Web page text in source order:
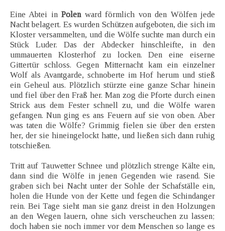
Eine Abtei inPolenward förmlich von den Wölfen jede
Nacht belagert. Es wurden Schützen aufgeboten, die sich im
Kloster versammelten, und die Wölfe suchte man durch ein
Stück Luder. Das der Abdecker hinschleifte, in den
ummauerten Klosterhof zu locken. Den eine eiserne
Gittertür schloss. Gegen Mitternacht kam ein einzelner
Wolf als Avantgarde, schnoberte im Hof herum und stieß
ein Geheul aus. Plötzlich stürzte eine ganze Schar hinein
und fiel über den Fraß her. Man zog die Pforte durch einen
Strick aus dem Fester schnell zu, und die Wölfe waren
gefangen. Nun ging es ans Feuern auf sie von oben. Aber
was taten die Wölfe? Grimmig fielen sie über den ersten
her, der sie hineingelockt hatte, und ließen sich dann ruhig
totschießen.
Tritt auf Tauwetter Schnee und plötzlich strenge Kälte ein,
dann sind die Wölfe in jenen Gegenden wie rasend. Sie
graben sich bei Nacht unter der Sohle der Schafställe ein,
holen die Hunde von der Kette und fegen die Schindanger
rein. Bei Tage sieht man sie ganz dreist in den Holzungen
an den Wegen lauern, ohne sich verscheuchen zu lassen;
doch haben sie noch immer vor dem Menschen so lange es